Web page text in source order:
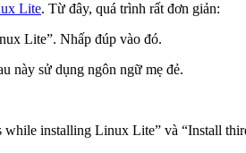
Lite. Từ đây, quá trình rất đơn giản:
Lite”. Nhấp đúp vào đó.
này sử dụng ngôn ngữ mẹ đẻ.
installing Linux Lite” và “Install